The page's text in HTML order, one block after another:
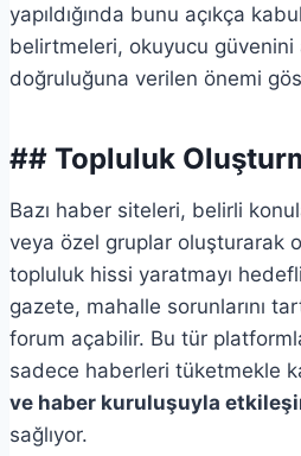
yapıldığında bunu açıkça
belirtmeleri, okuyucu güvenini
doğruluğuna verilen önemi
## Topluluk
Bazı haber siteleri, belirli
veya özel gruplar oluşturarak
topluluk hissi yaratmayı
gazete, mahalle sorunlarını
forum açabilir. Bu tür
sadece haberleri tüketmekle
ve haber kuruluşuyla
sağlıyor.